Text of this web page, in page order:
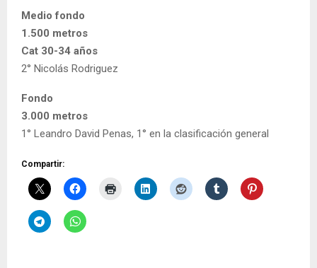
Medio fondo
1.500 metros
Cat 30-34 años
2° Nicolás Rodriguez
Fondo
3.000 metros
1° Leandro David Penas, 1° en la clasificación general
Compartir: